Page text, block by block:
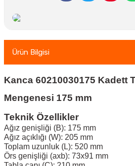
Ürün Bilgisi
Kanca 60210030175 Kadett
Mengenesi 175 mm
Teknik Özellikler
Ağız genişliği (B): 175 mm
Ağız açıklığı (W): 205 mm
Toplam uzunluk (L): 520 mm
Örs genişliği (axb): 73x91 mm